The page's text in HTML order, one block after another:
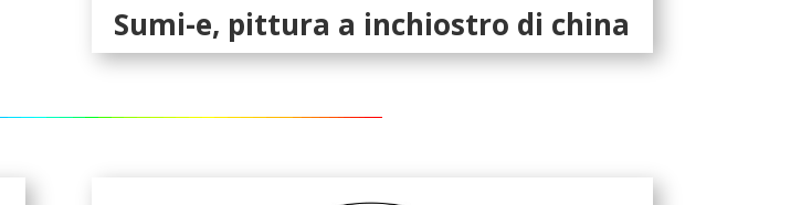
Sumi-e, pittura a inchiostro di china